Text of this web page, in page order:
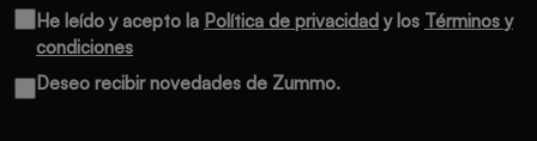
He leído y acepto la Política de privacidad y los Términos y
condiciones
Deseo recibir novedades de Zummo.